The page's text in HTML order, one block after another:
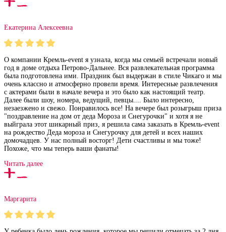
Екатерина Алексеевна
О компании Кремль-event я узнала, когда мы семьей встречали новый
год в доме отдыха Петрово-Дальнее. Вся развлекательная программа
была подготовлена ими. Праздник был выдержан в стиле Чикаго и мы
очень классно и атмосферно провели время. Интересные развлечения
с актерами были в начале вечера и это было как настоящий театр.
Далее были шоу, номера, ведущий, певцы.... Было интересно,
незаезжено и свежо. Понравилось все! На вечере был розыгрыш приза
"поздравление на дом от деда Мороза и Снегурочки" и хотя я не
выйграла этот шикарный приз, я решила сама заказать в Кремль-event
на рождество Деда мороза и Снегурочку для детей и всех наших
домочадцев. У нас полный восторг! Дети счастливы и мы тоже!
Похоже, что мы теперь ваши фанаты!
Читать далее
Маргарита